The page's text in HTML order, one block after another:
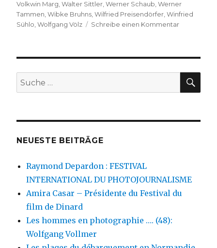
Volkwin Marg,Walter Sittler,Werner Schaub,Werner
Tammen,Wibke Bruhns,Wilfried Preisendörfer,Winfried
Sühlo,Wolfgang Völz Schreibe einen Kommentarzu
für
mehr
Demokratie
Suche
nach:
NEUESTE BEITRÄGE
Raymond Depardon : FESTIVAL
INTERNATIONAL DU PHOTOJOURNALISME
Amira Casar – Présidente du Festival du
film de Dinard
Les hommes en photographie …. (48):
Wolfgang Vollmer